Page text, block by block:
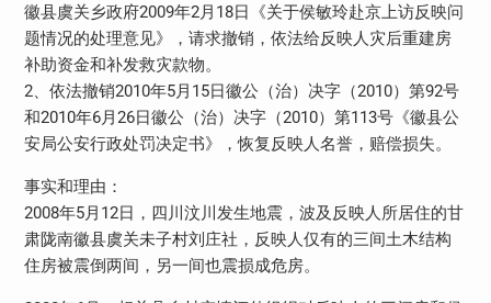
徽县虞关乡政府2009年2月18日《关于侯敏玲赴京上访反映问
题情况的处理意见》，请求撤销，依法给反映人灾后重建房
补助资金和补发救灾款物。
2、依法撤销2010年5月15日徽公（治）决字（2010）第92号
和2010年6月26日徽公（治）决字（2010）第113号《徽县公
安局公安行政处罚决定书》，恢复反映人名誉，赔偿损失。
事实和理由：
2008年5月12日，四川汶川发生地震，波及反映人所居住的甘
肃陇南徽县虞关未子村刘庄社，反映人仅有的三间土木结构
住房被震倒两间，另一间也震损成危房。